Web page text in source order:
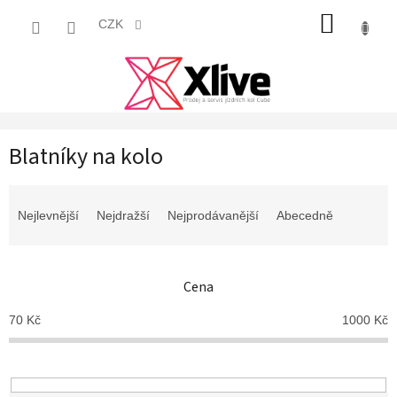
CZK
Blatníky na kolo
p
r
o
u
Nejlevnější Nejdražší Nejprodávanější Abecedně
Cena
70 Kč 1000 Kč